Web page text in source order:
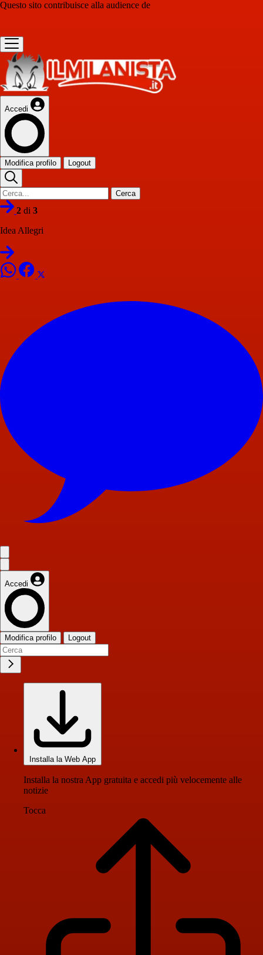
Questo sito contribuisce alla audience de
Accedi
Modifica profilo Logout
Cerca
2 di 3
Idea Allegri
Accedi
Modifica profilo Logout
Installa la Web App
Installa la nostra App gratuita e accedi più velocemente alle
notizie
Tocca